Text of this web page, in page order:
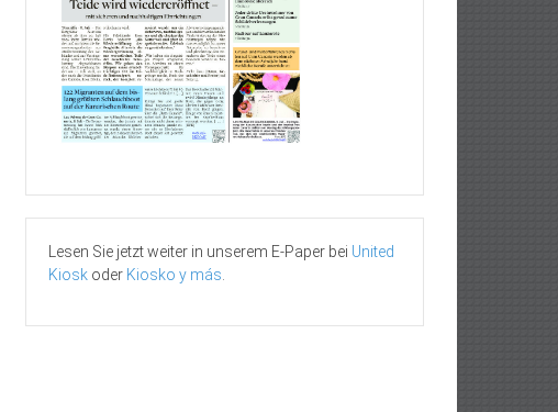
Lesen Sie jetzt weiter in unserem E-Paper bei United
Kiosk oder Kiosko y más